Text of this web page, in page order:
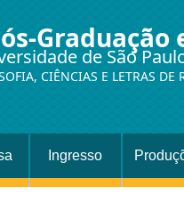
Graduação
de São
CIÊNCIAS E LETRAS DE
Ingresso